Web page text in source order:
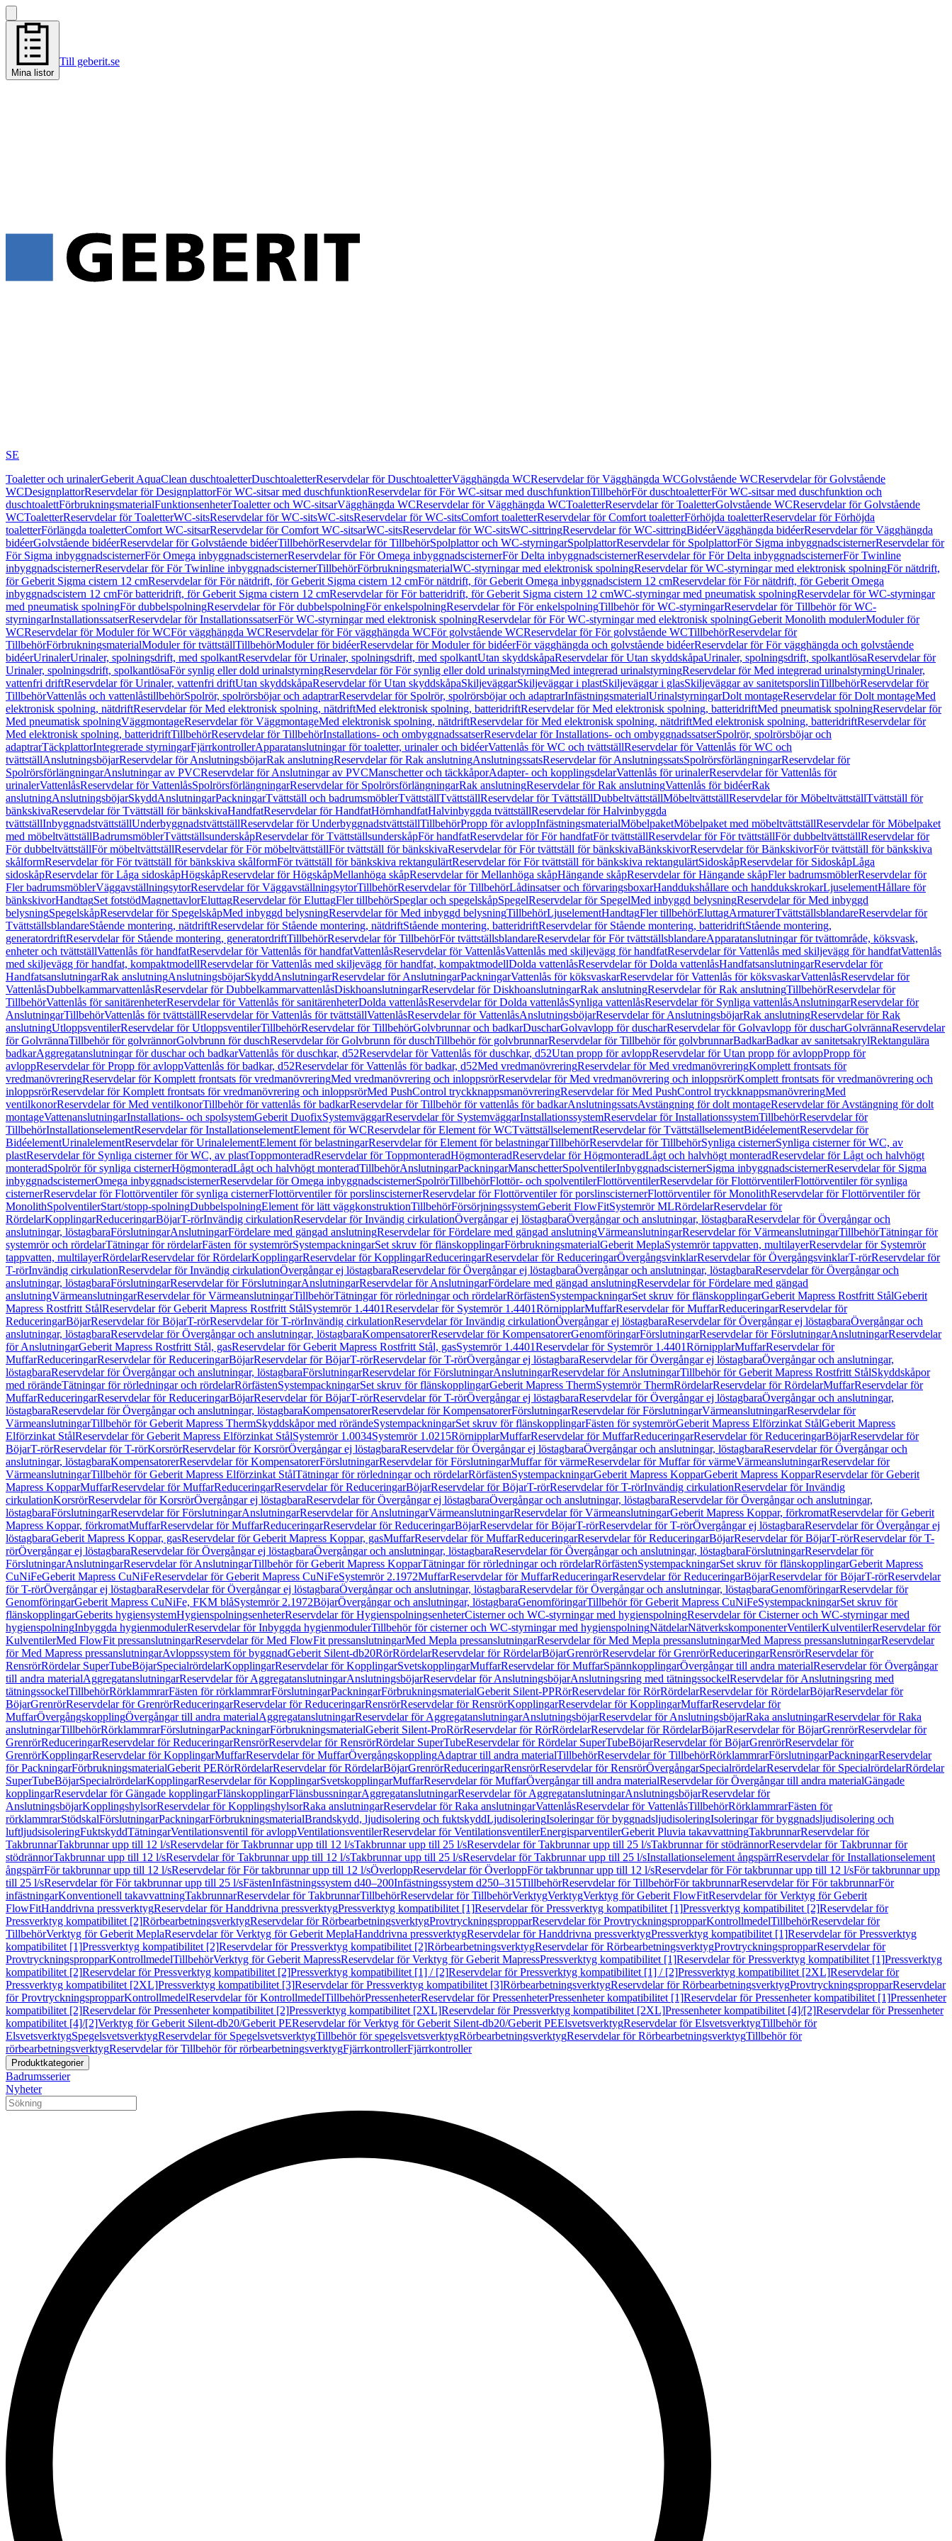
Mina listor
Till geberit.se
SE
Toaletter och urinalerGeberit AquaClean duschtoaletterDuschtoaletterReservdelar för DuschtoaletterVägghängda WCReservdelar för Vägghängda WCGolvstående WCReservdelar för Golvstående
WCDesignplattorReservdelar för DesignplattorFör WC-sitsar med duschfunktionReservdelar för För WC-sitsar med duschfunktionTillbehörFör duschtoaletterFör WC-sitsar med duschfunktion och
duschtoalettFörbrukningsmaterialFunktionsenheterToaletter och WC-sitsarVägghängda WCReservdelar för Vägghängda WCToaletterReservdelar för ToaletterGolvstående WCReservdelar för Golvstående
WCToaletterReservdelar för ToaletterWC-sitsReservdelar för WC-sitsWC-sitsReservdelar för WC-sitsComfort toaletterReservdelar för Comfort toaletterFörhöjda toaletterReservdelar för Förhöjda
toaletterFörlängda toaletterComfort WC-sitsarReservdelar för Comfort WC-sitsarWC-sitsReservdelar för WC-sitsWC-sittringReservdelar för WC-sittringBidéerVägghängda bidéerReservdelar för Vägghängda
bidéerGolvstående bidéerReservdelar för Golvstående bidéerTillbehörReservdelar för TillbehörSpolplattor och WC-styrningarSpolplattorReservdelar för SpolplattorFör Sigma inbyggnadscisternerReservdelar för
För Sigma inbyggnadscisternerFör Omega inbyggnadscisternerReservdelar för För Omega inbyggnadscisternerFör Delta inbyggnadscisternerReservdelar för För Delta inbyggnadscisternerFör Twinline
inbyggnadscisternerReservdelar för För Twinline inbyggnadscisternerTillbehörFörbrukningsmaterialWC-styrningar med elektronisk spolningReservdelar för WC-styrningar med elektronisk spolningFör nätdrift,
för Geberit Sigma cistern 12 cmReservdelar för För nätdrift, för Geberit Sigma cistern 12 cmFör nätdrift, för Geberit Omega inbyggnadscistern 12 cmReservdelar för För nätdrift, för Geberit Omega
inbyggnadscistern 12 cmFör batteridrift, för Geberit Sigma cistern 12 cmReservdelar för För batteridrift, för Geberit Sigma cistern 12 cmWC-styrningar med pneumatisk spolningReservdelar för WC-styrningar
med pneumatisk spolningFör dubbelspolningReservdelar för För dubbelspolningFör enkelspolningReservdelar för För enkelspolningTillbehör för WC-styrningarReservdelar för Tillbehör för WC-
styrningarInstallationssatserReservdelar för InstallationssatserFör WC-styrningar med elektronisk spolningReservdelar för För WC-styrningar med elektronisk spolningGeberit Monolith modulerModuler för
WCReservdelar för Moduler för WCFör vägghängda WCReservdelar för För vägghängda WCFör golvstående WCReservdelar för För golvstående WCTillbehörReservdelar för
TillbehörFörbrukningsmaterialModuler för tvättställTillbehörModuler för bidéerReservdelar för Moduler för bidéerFör vägghängda och golvstående bidéerReservdelar för För vägghängda och golvstående
bidéerUrinalerUrinaler, spolningsdrift, med spolkantReservdelar för Urinaler, spolningsdrift, med spolkantUtan skyddskåpaReservdelar för Utan skyddskåpaUrinaler, spolningsdrift, spolkantlösaReservdelar för
Urinaler, spolningsdrift, spolkantlösaFör synlig eller dold urinalstyrningReservdelar för För synlig eller dold urinalstyrningMed integrerad urinalstyrningReservdelar för Med integrerad urinalstyrningUrinaler,
vattenfri driftReservdelar för Urinaler, vattenfri driftUtan skyddskåpaReservdelar för Utan skyddskåpaSkiljeväggarSkiljeväggar i plastSkiljeväggar i glasSkiljeväggar av sanitetsporslinTillbehörReservdelar för
TillbehörVattenlås och vattenlåstillbehörSpolrör, spolrörsböjar och adaptrarReservdelar för Spolrör, spolrörsböjar och adaptrarInfästningsmaterialUrinalstyrningarDolt montageReservdelar för Dolt montageMed
elektronisk spolning, nätdriftReservdelar för Med elektronisk spolning, nätdriftMed elektronisk spolning, batteridriftReservdelar för Med elektronisk spolning, batteridriftMed pneumatisk spolningReservdelar för
Med pneumatisk spolningVäggmontageReservdelar för VäggmontageMed elektronisk spolning, nätdriftReservdelar för Med elektronisk spolning, nätdriftMed elektronisk spolning, batteridriftReservdelar för
Med elektronisk spolning, batteridriftTillbehörReservdelar för TillbehörInstallations- och ombyggnadssatserReservdelar för Installations- och ombyggnadssatserSpolrör, spolrörsböjar och
adaptrarTäckplattorIntegrerade styrningarFjärrkontrollerApparatanslutningar för toaletter, urinaler och bidéerVattenlås för WC och tvättställReservdelar för Vattenlås för WC och
tvättställAnslutningsböjarReservdelar för AnslutningsböjarRak anslutningReservdelar för Rak anslutningAnslutningssatsReservdelar för AnslutningssatsSpolrörsförlängningarReservdelar för
SpolrörsförlängningarAnslutningar av PVCReservdelar för Anslutningar av PVCManschetter och täckkåporAdapter- och kopplingsdelarVattenlås för urinalerReservdelar för Vattenlås för
urinalerVattenlåsReservdelar för VattenlåsSpolrörsförlängningarReservdelar för SpolrörsförlängningarRak anslutningReservdelar för Rak anslutningVattenlås för bidéerRak
anslutningAnslutningsböjarSkyddAnslutningarPackningarTvättställ och badrumsmöblerTvättställTvättställReservdelar för TvättställDubbeltvättställMöbeltvättställReservdelar för MöbeltvättställTvättställ för
bänkskivaReservdelar för Tvättställ för bänkskivaHandfatReservdelar för HandfatHörnhandfatHalvinbyggda tvättställReservdelar för Halvinbyggda
tvättställInbyggnadstvättställUnderbyggnadstvättställReservdelar för UnderbyggnadstvättställTillbehörPropp för avloppInfästningsmaterialMöbelpaketMöbelpaket med möbeltvättställReservdelar för Möbelpaket
med möbeltvättställBadrumsmöblerTvättställsunderskåpReservdelar för TvättställsunderskåpFör handfatReservdelar för För handfatFör tvättställReservdelar för För tvättställFör dubbeltvättställReservdelar för
För dubbeltvättställFör möbeltvättställReservdelar för För möbeltvättställFör tvättställ för bänkskivaReservdelar för För tvättställ för bänkskivaBänkskivorReservdelar för BänkskivorFör tvättställ för bänkskiva
skålformReservdelar för För tvättställ för bänkskiva skålformFör tvättställ för bänkskiva rektangulärtReservdelar för För tvättställ för bänkskiva rektangulärtSidoskåpReservdelar för SidoskåpLåga
sidoskåpReservdelar för Låga sidoskåpHögskåpReservdelar för HögskåpMellanhöga skåpReservdelar för Mellanhöga skåpHängande skåpReservdelar för Hängande skåpFler badrumsmöblerReservdelar för
Fler badrumsmöblerVäggavställningsytorReservdelar för VäggavställningsytorTillbehörReservdelar för TillbehörLådinsatser och förvaringsboxarHanddukshållare och handdukskrokarLjuselementHållare för
bänkskivorHandtagSet fotstödMagnettavlorEluttagReservdelar för EluttagFler tillbehörSpeglar och spegelskåpSpegelReservdelar för SpegelMed inbyggd belysningReservdelar för Med inbyggd
belysningSpegelskåpReservdelar för SpegelskåpMed inbyggd belysningReservdelar för Med inbyggd belysningTillbehörLjuselementHandtagFler tillbehörEluttagArmaturerTvättställsblandareReservdelar för
TvättställsblandareStående montering, nätdriftReservdelar för Stående montering, nätdriftStående montering, batteridriftReservdelar för Stående montering, batteridriftStående montering,
generatordriftReservdelar för Stående montering, generatordriftTillbehörReservdelar för TillbehörFör tvättställsblandareReservdelar för För tvättställsblandareApparatanslutningar för tvättområde, köksvask,
enheter och tvättställVattenlås för handfatReservdelar för Vattenlås för handfatVattenlåsReservdelar för VattenlåsVattenlås med skiljevägg för handfatReservdelar för Vattenlås med skiljevägg för handfatVattenlås
med skiljevägg för handfat, kompaktmodellReservdelar för Vattenlås med skiljevägg för handfat, kompaktmodellDolda vattenlåsReservdelar för Dolda vattenlåsHandfatsanslutningarReservdelar för
HandfatsanslutningarRak anslutningAnslutningsböjarSkyddAnslutningarReservdelar för AnslutningarPackningarVattenlås för köksvaskarReservdelar för Vattenlås för köksvaskarVattenlåsReservdelar för
VattenlåsDubbelkammarvattenlåsReservdelar för DubbelkammarvattenlåsDiskhoanslutningarReservdelar för DiskhoanslutningarRak anslutningReservdelar för Rak anslutningTillbehörReservdelar för
TillbehörVattenlås för sanitärenheterReservdelar för Vattenlås för sanitärenheterDolda vattenlåsReservdelar för Dolda vattenlåsSynliga vattenlåsReservdelar för Synliga vattenlåsAnslutningarReservdelar för
AnslutningarTillbehörVattenlås för tvättställReservdelar för Vattenlås för tvättställVattenlåsReservdelar för VattenlåsAnslutningsböjarReservdelar för AnslutningsböjarRak anslutningReservdelar för Rak
anslutningUtloppsventilerReservdelar för UtloppsventilerTillbehörReservdelar för TillbehörGolvbrunnar och badkarDuscharGolvavlopp för duscharReservdelar för Golvavlopp för duscharGolvrännaReservdelar
för GolvrännaTillbehör för golvrännorGolvbrunn för duschReservdelar för Golvbrunn för duschTillbehör för golvbrunnarReservdelar för Tillbehör för golvbrunnarBadkarBadkar av sanitetsakrylRektangulära
badkarAggregatanslutningar för duschar och badkarVattenlås för duschkar, d52Reservdelar för Vattenlås för duschkar, d52Utan propp för avloppReservdelar för Utan propp för avloppPropp för
avloppReservdelar för Propp för avloppVattenlås för badkar, d52Reservdelar för Vattenlås för badkar, d52Med vredmanövreringReservdelar för Med vredmanövreringKomplett frontsats för
vredmanövreringReservdelar för Komplett frontsats för vredmanövreringMed vredmanövrering och inloppsrörReservdelar för Med vredmanövrering och inloppsrörKomplett frontsats för vredmanövrering och
inloppsrörReservdelar för Komplett frontsats för vredmanövrering och inloppsrörMed PushControl tryckknappsmanövreringReservdelar för Med PushControl tryckknappsmanövreringMed
ventilkonorReservdelar för Med ventilkonorTillbehör för vattenlås för badkarReservdelar för Tillbehör för vattenlås för badkarAnslutningssatsAvstängning för dolt montageReservdelar för Avstängning för dolt
montageVattenanslutningarInstallations- och spolsystemGeberit DuofixSystemväggarReservdelar för SystemväggarInstallationssystemReservdelar för InstallationssystemTillbehörReservdelar för
TillbehörInstallationselementReservdelar för InstallationselementElement för WCReservdelar för Element för WCTvättställselementReservdelar för TvättställselementBidéelementReservdelar för
BidéelementUrinalelementReservdelar för UrinalelementElement för belastningarReservdelar för Element för belastningarTillbehörReservdelar för TillbehörSynliga cisternerSynliga cisterner för WC, av
plastReservdelar för Synliga cisterner för WC, av plastToppmonteradReservdelar för ToppmonteradHögmonteradReservdelar för HögmonteradLågt och halvhögt monteradReservdelar för Lågt och halvhögt
monteradSpolrör för synliga cisternerHögmonteradLågt och halvhögt monteradTillbehörAnslutningarPackningarManschetterSpolventilerInbyggnadscisternerSigma inbyggnadscisternerReservdelar för Sigma
inbyggnadscisternerOmega inbyggnadscisternerReservdelar för Omega inbyggnadscisternerSpolrörTillbehörFlottör- och spolventilerFlottörventilerReservdelar för FlottörventilerFlottörventiler för synliga
cisternerReservdelar för Flottörventiler för synliga cisternerFlottörventiler för porslinscisternerReservdelar för Flottörventiler för porslinscisternerFlottörventiler för MonolithReservdelar för Flottörventiler för
MonolithSpolventilerStart/stopp-spolningDubbelspolningElement för lätt väggkonstruktionTillbehörFörsörjningssystemGeberit FlowFitSystemrör MLRördelarReservdelar för
RördelarKopplingarReduceringarBöjarT-rörInvändig cirkulationReservdelar för Invändig cirkulationÖvergångar ej löstagbaraÖvergångar och anslutningar, löstagbaraReservdelar för Övergångar och
anslutningar, löstagbaraFörslutningarAnslutningarFördelare med gängad anslutningReservdelar för Fördelare med gängad anslutningVärmeanslutningarReservdelar för VärmeanslutningarTillbehörTätningar för
systemrör och rördelarTätningar för rördelarFästen för systemrörSystempackningarSet skruv för flänskopplingarFörbrukningsmaterialGeberit MeplaSystemrör tappvatten, multilayerReservdelar för Systemrör
tappvatten, multilayerRördelarReservdelar för RördelarKopplingarReservdelar för KopplingarReduceringarReservdelar för ReduceringarÖvergångsvinklarReservdelar för ÖvergångsvinklarT-rörReservdelar för
T-rörInvändig cirkulationReservdelar för Invändig cirkulationÖvergångar ej löstagbaraReservdelar för Övergångar ej löstagbaraÖvergångar och anslutningar, löstagbaraReservdelar för Övergångar och
anslutningar, löstagbaraFörslutningarReservdelar för FörslutningarAnslutningarReservdelar för AnslutningarFördelare med gängad anslutningReservdelar för Fördelare med gängad
anslutningVärmeanslutningarReservdelar för VärmeanslutningarTillbehörTätningar för rörledningar och rördelarRörfästenSystempackningarSet skruv för flänskopplingarGeberit Mapress Rostfritt StålGeberit
Mapress Rostfritt StålReservdelar för Geberit Mapress Rostfritt StålSystemrör 1.4401Reservdelar för Systemrör 1.4401RörnipplarMuffarReservdelar för MuffarReduceringarReservdelar för
ReduceringarBöjarReservdelar för BöjarT-rörReservdelar för T-rörInvändig cirkulationReservdelar för Invändig cirkulationÖvergångar ej löstagbaraReservdelar för Övergångar ej löstagbaraÖvergångar och
anslutningar, löstagbaraReservdelar för Övergångar och anslutningar, löstagbaraKompensatorerReservdelar för KompensatorerGenomföringarFörslutningarReservdelar för FörslutningarAnslutningarReservdelar
för AnslutningarGeberit Mapress Rostfritt Stål, gasReservdelar för Geberit Mapress Rostfritt Stål, gasSystemrör 1.4401Reservdelar för Systemrör 1.4401RörnipplarMuffarReservdelar för
MuffarReduceringarReservdelar för ReduceringarBöjarReservdelar för BöjarT-rörReservdelar för T-rörÖvergångar ej löstagbaraReservdelar för Övergångar ej löstagbaraÖvergångar och anslutningar,
löstagbaraReservdelar för Övergångar och anslutningar, löstagbaraFörslutningarReservdelar för FörslutningarAnslutningarReservdelar för AnslutningarTillbehör för Geberit Mapress Rostfritt StålSkyddskåpor
med rörändeTätningar för rörledningar och rördelarRörfästenSystempackningarSet skruv för flänskopplingarGeberit Mapress ThermSystemrör ThermRördelarReservdelar för RördelarMuffarReservdelar för
MuffarReduceringarReservdelar för ReduceringarBöjarReservdelar för BöjarT-rörReservdelar för T-rörÖvergångar ej löstagbaraReservdelar för Övergångar ej löstagbaraÖvergångar och anslutningar,
löstagbaraReservdelar för Övergångar och anslutningar, löstagbaraKompensatorerReservdelar för KompensatorerFörslutningarReservdelar för FörslutningarVärmeanslutningarReservdelar för
VärmeanslutningarTillbehör för Geberit Mapress ThermSkyddskåpor med rörändeSystempackningarSet skruv för flänskopplingarFästen för systemrörGeberit Mapress Elförzinkat StålGeberit Mapress
Elförzinkat StålReservdelar för Geberit Mapress Elförzinkat StålSystemrör 1.0034Systemrör 1.0215RörnipplarMuffarReservdelar för MuffarReduceringarReservdelar för ReduceringarBöjarReservdelar för
BöjarT-rörReservdelar för T-rörKorsrörReservdelar för KorsrörÖvergångar ej löstagbaraReservdelar för Övergångar ej löstagbaraÖvergångar och anslutningar, löstagbaraReservdelar för Övergångar och
anslutningar, löstagbaraKompensatorerReservdelar för KompensatorerFörslutningarReservdelar för FörslutningarMuffar för värmeReservdelar för Muffar för värmeVärmeanslutningarReservdelar för
VärmeanslutningarTillbehör för Geberit Mapress Elförzinkat StålTätningar för rörledningar och rördelarRörfästenSystempackningarGeberit Mapress KopparGeberit Mapress KopparReservdelar för Geberit
Mapress KopparMuffarReservdelar för MuffarReduceringarReservdelar för ReduceringarBöjarReservdelar för BöjarT-rörReservdelar för T-rörInvändig cirkulationReservdelar för Invändig
cirkulationKorsrörReservdelar för KorsrörÖvergångar ej löstagbaraReservdelar för Övergångar ej löstagbaraÖvergångar och anslutningar, löstagbaraReservdelar för Övergångar och anslutningar,
löstagbaraFörslutningarReservdelar för FörslutningarAnslutningarReservdelar för AnslutningarVärmeanslutningarReservdelar för VärmeanslutningarGeberit Mapress Koppar, förkromatReservdelar för Geberit
Mapress Koppar, förkromatMuffarReservdelar för MuffarReduceringarReservdelar för ReduceringarBöjarReservdelar för BöjarT-rörReservdelar för T-rörÖvergångar ej löstagbaraReservdelar för Övergångar ej
löstagbaraGeberit Mapress Koppar, gasReservdelar för Geberit Mapress Koppar, gasMuffarReservdelar för MuffarReduceringarReservdelar för ReduceringarBöjarReservdelar för BöjarT-rörReservdelar för T-
rörÖvergångar ej löstagbaraReservdelar för Övergångar ej löstagbaraÖvergångar och anslutningar, löstagbaraReservdelar för Övergångar och anslutningar, löstagbaraFörslutningarReservdelar för
FörslutningarAnslutningarReservdelar för AnslutningarTillbehör för Geberit Mapress KopparTätningar för rörledningar och rördelarRörfästenSystempackningarSet skruv för flänskopplingarGeberit Mapress
CuNiFeGeberit Mapress CuNiFeReservdelar för Geberit Mapress CuNiFeSystemrör 2.1972MuffarReservdelar för MuffarReduceringarReservdelar för ReduceringarBöjarReservdelar för BöjarT-rörReservdelar
för T-rörÖvergångar ej löstagbaraReservdelar för Övergångar ej löstagbaraÖvergångar och anslutningar, löstagbaraReservdelar för Övergångar och anslutningar, löstagbaraGenomföringarReservdelar för
GenomföringarGeberit Mapress CuNiFe, FKM blåSystemrör 2.1972BöjarÖvergångar och anslutningar, löstagbaraGenomföringarTillbehör för Geberit Mapress CuNiFeSystempackningarSet skruv för
flänskopplingarGeberits hygiensystemHygienspolningsenheterReservdelar för HygienspolningsenheterCisterner och WC-styrningar med hygienspolningReservdelar för Cisterner och WC-styrningar med
hygienspolningInbyggda hygienmodulerReservdelar för Inbyggda hygienmodulerTillbehör för cisterner och WC-styrningar med hygienspolningNätdelarNätverkskomponenterVentilerKulventilerReservdelar för
KulventilerMed FlowFit pressanslutningarReservdelar för Med FlowFit pressanslutningarMed Mepla pressanslutningarReservdelar för Med Mepla pressanslutningarMed Mapress pressanslutningarReservdelar
för Med Mapress pressanslutningarAvloppssystem för byggnadGeberit Silent-db20RörRördelarReservdelar för RördelarBöjarGrenrörReservdelar för GrenrörReduceringarRensrörReservdelar för
RensrörRördelar SuperTubeBöjarSpecialrördelarKopplingarReservdelar för KopplingarSvetskopplingarMuffarReservdelar för MuffarSpännkopplingarÖvergångar till andra materialReservdelar för Övergångar
till andra materialAggregatanslutningarReservdelar för AggregatanslutningarAnslutningsböjarReservdelar för AnslutningsböjarAnslutningsring med tätningssockelReservdelar för Anslutningsring med
tätningssockelTillbehörRörklammrarFästen för rörklammrarFörslutningarPackningarFörbrukningsmaterialGeberit Silent-PPRörReservdelar för RörRördelarReservdelar för RördelarBöjarReservdelar för
BöjarGrenrörReservdelar för GrenrörReduceringarReservdelar för ReduceringarRensrörReservdelar för RensrörKopplingarReservdelar för KopplingarMuffarReservdelar för
MuffarÖvergångskopplingÖvergångar till andra materialAggregatanslutningarReservdelar för AggregatanslutningarAnslutningsböjarReservdelar för AnslutningsböjarRaka anslutningarReservdelar för Raka
anslutningarTillbehörRörklammrarFörslutningarPackningarFörbrukningsmaterialGeberit Silent-ProRörReservdelar för RörRördelarReservdelar för RördelarBöjarReservdelar för BöjarGrenrörReservdelar för
GrenrörReduceringarReservdelar för ReduceringarRensrörReservdelar för RensrörRördelar SuperTubeReservdelar för Rördelar SuperTubeBöjarReservdelar för BöjarGrenrörReservdelar för
GrenrörKopplingarReservdelar för KopplingarMuffarReservdelar för MuffarÖvergångskopplingAdaptrar till andra materialTillbehörReservdelar för TillbehörRörklammrarFörslutningarPackningarReservdelar
för PackningarFörbrukningsmaterialGeberit PERörRördelarReservdelar för RördelarBöjarGrenrörReduceringarRensrörReservdelar för RensrörÖvergångarSpecialrördelarReservdelar för SpecialrördelarRördelar
SuperTubeBöjarSpecialrördelarKopplingarReservdelar för KopplingarSvetskopplingarMuffarReservdelar för MuffarÖvergångar till andra materialReservdelar för Övergångar till andra materialGängade
kopplingarReservdelar för Gängade kopplingarFlänskopplingarFlänsbussningarAggregatanslutningarReservdelar för AggregatanslutningarAnslutningsböjarReservdelar för
AnslutningsböjarKopplingshylsorReservdelar för KopplingshylsorRaka anslutningarReservdelar för Raka anslutningarVattenlåsReservdelar för VattenlåsTillbehörRörklammrarFästen för
rörklammrarStödskalFörslutningarPackningarFörbrukningsmaterialBrandskydd, ljudisolering och fuktskyddLjudisoleringIsoleringar för byggnadsljudisoleringIsoleringar för byggnadsljudisolering och
luftljudsisoleringFuktskyddTätningarVentilationsventil för avloppVentilationsventilerReservdelar för VentilationsventilerEnergisparventilerGeberit Pluvia takavvattningTakbrunnarReservdelar för
TakbrunnarTakbrunnar upp till 12 l/sReservdelar för Takbrunnar upp till 12 l/sTakbrunnar upp till 25 l/sReservdelar för Takbrunnar upp till 25 l/sTakbrunnar för stödrännorReservdelar för Takbrunnar för
stödrännorTakbrunnar upp till 12 l/sReservdelar för Takbrunnar upp till 12 l/sTakbrunnar upp till 25 l/sReservdelar för Takbrunnar upp till 25 l/sInstallationselement ångspärrReservdelar för Installationselement
ångspärrFör takbrunnar upp till 12 l/sReservdelar för För takbrunnar upp till 12 l/sÖverloppReservdelar för ÖverloppFör takbrunnar upp till 12 l/sReservdelar för För takbrunnar upp till 12 l/sFör takbrunnar upp
till 25 l/sReservdelar för För takbrunnar upp till 25 l/sFästenInfästningssystem d40–200Infästningssystem d250–315TillbehörReservdelar för TillbehörFör takbrunnarReservdelar för För takbrunnarFör
infästningarKonventionell takavvattningTakbrunnarReservdelar för TakbrunnarTillbehörReservdelar för TillbehörVerktygVerktygVerktyg för Geberit FlowFitReservdelar för Verktyg för Geberit
FlowFitHanddrivna pressverktygReservdelar för Handdrivna pressverktygPressverktyg kompatibilitet [1]Reservdelar för Pressverktyg kompatibilitet [1]Pressverktyg kompatibilitet [2]Reservdelar för
Pressverktyg kompatibilitet [2]RörbearbetningsverktygReservdelar för RörbearbetningsverktygProvtryckningspropparReservdelar för ProvtryckningspropparKontrollmedelTillbehörReservdelar för
TillbehörVerktyg för Geberit MeplaReservdelar för Verktyg för Geberit MeplaHanddrivna pressverktygReservdelar för Handdrivna pressverktygPressverktyg kompatibilitet [1]Reservdelar för Pressverktyg
kompatibilitet [1]Pressverktyg kompatibilitet [2]Reservdelar för Pressverktyg kompatibilitet [2]RörbearbetningsverktygReservdelar för RörbearbetningsverktygProvtryckningspropparReservdelar för
ProvtryckningspropparKontrollmedelTillbehörVerktyg för Geberit MapressReservdelar för Verktyg för Geberit MapressPressverktyg kompatibilitet [1]Reservdelar för Pressverktyg kompatibilitet [1]Pressverktyg
kompatibilitet [2]Reservdelar för Pressverktyg kompatibilitet [2]Pressverktyg kompatibilitet [1] / [2]Reservdelar för Pressverktyg kompatibilitet [1] / [2]Pressverktyg kompatibilitet [2XL]Reservdelar för
Pressverktyg kompatibilitet [2XL]Pressverktyg kompatibilitet [3]Reservdelar för Pressverktyg kompatibilitet [3]RörbearbetningsverktygReservdelar för RörbearbetningsverktygProvtryckningspropparReservdelar
för ProvtryckningspropparKontrollmedelReservdelar för KontrollmedelTillbehörPressenheterReservdelar för PressenheterPressenheter kompatibilitet [1]Reservdelar för Pressenheter kompatibilitet [1]Pressenheter
kompatibilitet [2]Reservdelar för Pressenheter kompatibilitet [2]Pressverktyg kompatibilitet [2XL]Reservdelar för Pressverktyg kompatibilitet [2XL]Pressenheter kompatibilitet [4]/[2]Reservdelar för Pressenheter
kompatibilitet [4]/[2]Verktyg för Geberit Silent-db20/Geberit PEReservdelar för Verktyg för Geberit Silent-db20/Geberit PEElsvetsverktygReservdelar för ElsvetsverktygTillbehör för
ElsvetsverktygSpegelsvetsverktygReservdelar för SpegelsvetsverktygTillbehör för spegelsvetsverktygRörbearbetningsverktygReservdelar för RörbearbetningsverktygTillbehör för
rörbearbetningsverktygReservdelar för Tillbehör för rörbearbetningsverktygFjärrkontrollerFjärrkontroller
Produktkategorier
Badrumsserier
Nyheter